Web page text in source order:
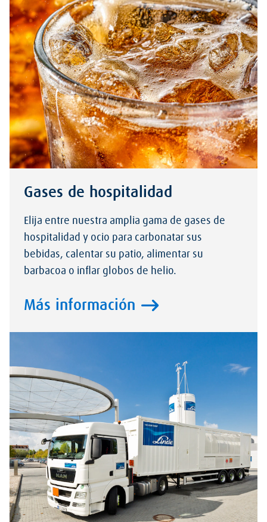
Gases de hospitalidad
Elija entre nuestra amplia gama de gases de
hospitalidad y ocio para carbonatar sus
bebidas, calentar su patio, alimentar su
barbacoa o inflar globos de helio.
Más información